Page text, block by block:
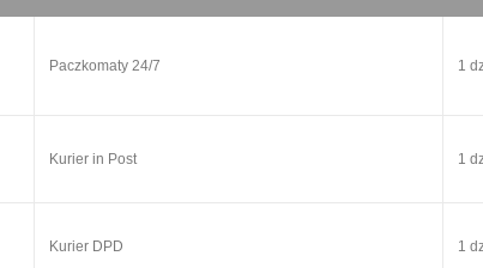
Paczkomaty 24/7 1
Kurier in Post 1
Kurier DPD 1